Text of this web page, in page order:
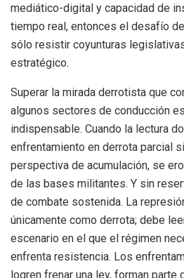
mediático-digital y capacidad de
tiempo real, entonces el desafío
sólo resistir coyunturas
estratégico.
Superar la mirada derrotista que
algunos sectores de conducción
indispensable. Cuando la lectura
enfrentamiento en derrota parcial
perspectiva de acumulación, se
de las bases militantes. Y sin
de combate sostenida. La
únicamente como derrota; debe
escenario en el que el régimen
enfrenta resistencia. Los
logren frenar una ley, forman parte